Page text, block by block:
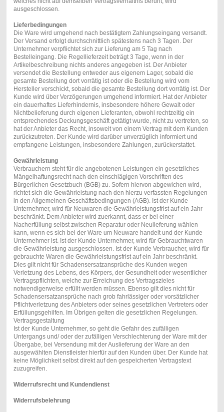
ausgeschlossen.
Lieferbedingungen
Die Ware wird umgehend nach bestätigtem Zahlungseingang versandt.
Der Versand erfolgt durchschnittlich spätestens nach 3 Tagen. Der
Unternehmer verpflichtet sich zur Lieferung am 5 Tag nach
Bestelleingang. Die Regellieferzeit beträgt 3 Tage, wenn in der
Artikelbeschreibung nichts anderes angegeben ist. Der Anbieter
versendet die Bestellung entweder aus eigenem Lager, sobald die
gesamte Bestellung dort vorrätig ist oder die Bestellung wird vom
Hersteller verschickt, sobald die gesamte Bestellung dort vorrätig ist. Der
Kunde wird über Verzögerungen umgehend informiert. Hat der Anbieter
ein dauerhaftes Lieferhindernis, insbesondere höhere Gewalt oder
Nichtbelieferung durch eigenen Lieferanten, obwohl rechtzeitig ein
entsprechendes Deckungsgeschäft getätigt wurde, nicht zu vertreten, so
hat der Anbieter das Recht, insoweit von einem Vertrag mit dem Kunden
zurückzutreten. Der Kunde wird darüber unverzüglich informiert und
empfangene Leistungen, insbesondere Zahlungen, zurückerstattet.
Gewährleistung
Verbrauchern steht für die angebotenen Leistungen ein gesetzliches
Mängelhaftungsrecht nach den einschlägigen Vorschriften des
Bürgerlichen Gesetzbuch (BGB) zu. Sofern hiervon abgewichen wird,
richtet sich die Gewährleistung nach den hierzu verfassten Regelungen
in den Allgemeinen Geschäftsbedingungen (AGB). Ist der Kunde
Unternehmer, wird für Neuwaren die Gewährleistungsfrist auf ein Jahr
beschränkt. Dem Anbieter wird zuerkannt, dass er bei einer
Nacherfüllung selbst zwischen Reparatur oder Neulieferung wählen
kann, wenn es sich bei der Ware um Neuware handelt und der Kunde
Unternehmer ist. Ist der Kunde Unternehmer, wird für Gebrauchtwaren
die Gewährleistung ausgeschlossen. Ist der Kunde Verbraucher, wird für
gebrauchte Waren die Gewährleistungsfrist auf ein Jahr beschränkt.
Dies gilt nicht für Schadensersatzansprüche des Kunden wegen
Verletzung des Lebens, des Körpers, der Gesundheit oder wesentlicher
Vertragspflichten, welche zur Erreichung des Vertragszieles
notwendigerweise erfüllt werden müssen. Ebenso gilt dies nicht für
Schadensersatzansprüche nach grob fahrlässiger oder vorsätzlicher
Pflichtverletzung des Anbieters oder seines gesetzlichen Vertreters oder
Erfüllungsgehilfen. Im Übrigen gelten die gesetzlichen Regelungen.
Vertragsgestaltung
Ist der Kunde Unternehmer, so geht die Gefahr des zufälligen
Untergangs und/ oder der zufälligen Verschlechterung der Ware mit der
Übergabe, bei Versendung mit der Auslieferung der Ware an den
ausgewählten Dienstleister hierfür auf den Kunden über. Der Kunde hat
keine Möglichkeit selbst direkt auf den gespeicherten Vertragstext
zuzugreifen.
Widerrufsrecht und Kundendienst
Widerrufsbelehrung